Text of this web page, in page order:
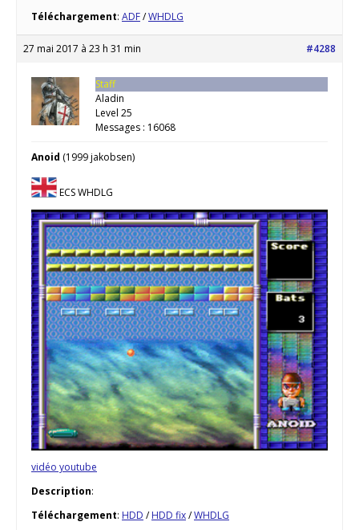
Téléchargement: ADF/WHDLG
27 mai 2017 à 23 h 31 min #4288
Staff
Aladin
Level 25
Messages : 16068
Anoid (1999 jakobsen)
ECS WHDLG
vidéo youtube
Description:
Téléchargement: HDD /HDD fix/WHDLG